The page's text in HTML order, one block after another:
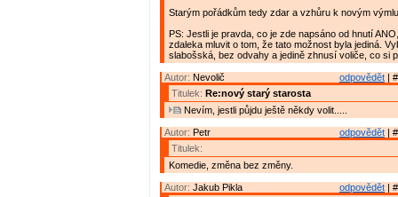
Starým pořádkům tedy zdar a vzhůru k novým
PS: Jestli je pravda, co je zde napsáno od hnutí
zdaleka mluvit o tom, že tato možnost byla jediná.
slabošská, bez odvahy a jedině zhnusí voliče, co si
odpovědět |
Autor: Nevolič
Titulek: Re:nový starý starosta
Nevím, jestli půjdu ještě někdy volit.....
odpovědět |
Autor: Petr
Titulek:
Komedie, změna bez změny.
odpovědět |
Autor: Jakub Pikla